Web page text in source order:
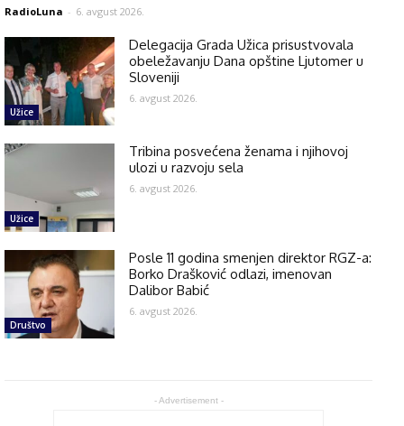
RadioLuna - 6. avgust 2026.
Užice
Delegacija Grada Užica prisustvovala
obeležavanju Dana opštine Ljutomer u
Sloveniji
6. avgust 2026.
Užice
Tribina posvećena ženama i njihovoj
ulozi u razvoju sela
6. avgust 2026.
Društvo
Posle 11 godina smenjen direktor RGZ-a:
Borko Drašković odlazi, imenovan
Dalibor Babić
6. avgust 2026.
- Advertisement -